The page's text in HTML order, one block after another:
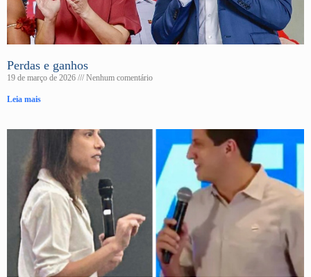
Perdas e ganhos
19 de março de 2026 Nenhum comentário
Leia mais